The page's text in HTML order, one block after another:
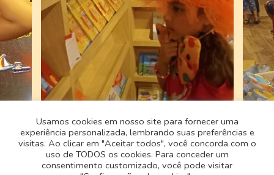
Usamos cookies em nosso site para fornecer uma
experiência personalizada, lembrando suas preferências e
visitas. Ao clicar em "Aceitar todos", você concorda com o
uso de TODOS os cookies. Para conceder um
consentimento customizado, você pode visitar